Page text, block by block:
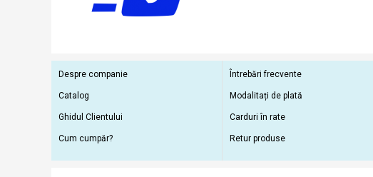
Despre companie
Catalog
Ghidul Clientului
Cum cumpăr?
Întrebări frecvente
Modalitați de plată
Carduri în rate
Retur produse